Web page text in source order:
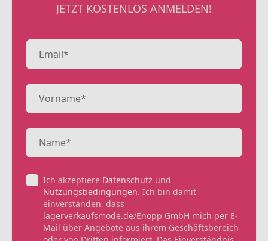
JETZT KOSTENLOS ANMELDEN!
Ich akzeptiere Datenschutz und
Nutzungsbedingungen. Ich bin damit
einverstanden, dass
lagerverkaufsmode.de/Enopp GmbH mich per E-
Mail über Angebote aus ihrem Geschäftsbereich